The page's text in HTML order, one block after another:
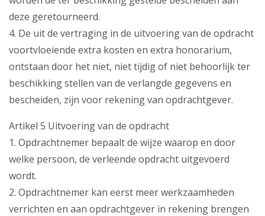
deze geretourneerd.
4. De uit de vertraging in de uitvoering van de opdracht
voortvloeiende extra kosten en extra honorarium,
ontstaan door het niet, niet tijdig of niet behoorlijk ter
beschikking stellen van de verlangde gegevens en
bescheiden, zijn voor rekening van opdrachtgever.
Artikel 5 Uitvoering van de opdracht
1. Opdrachtnemer bepaalt de wijze waarop en door
welke persoon, de verleende opdracht uitgevoerd
wordt.
2. Opdrachtnemer kan eerst meer werkzaamheden
verrichten en aan opdrachtgever in rekening brengen